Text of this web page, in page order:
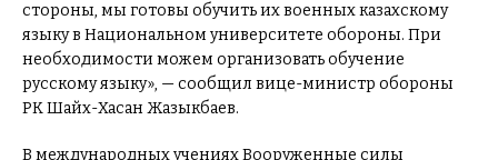
стороны, мы готовы обучить их военных казахскому
языку в Национальном университете обороны. При
необходимости можем организовать обучение
русскому языку», — сообщил вице-министр обороны
РК Шайх-Хасан Жазыкбаев.
В международных учениях Вооруженные силы